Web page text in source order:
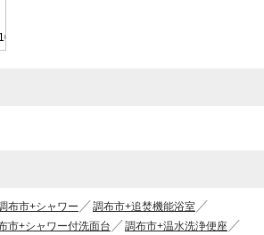
分 停歩5分
布市+シャワー
調布市+追焚機能浴室
市+シャワー付洗面台
調布市+温水洗浄便座